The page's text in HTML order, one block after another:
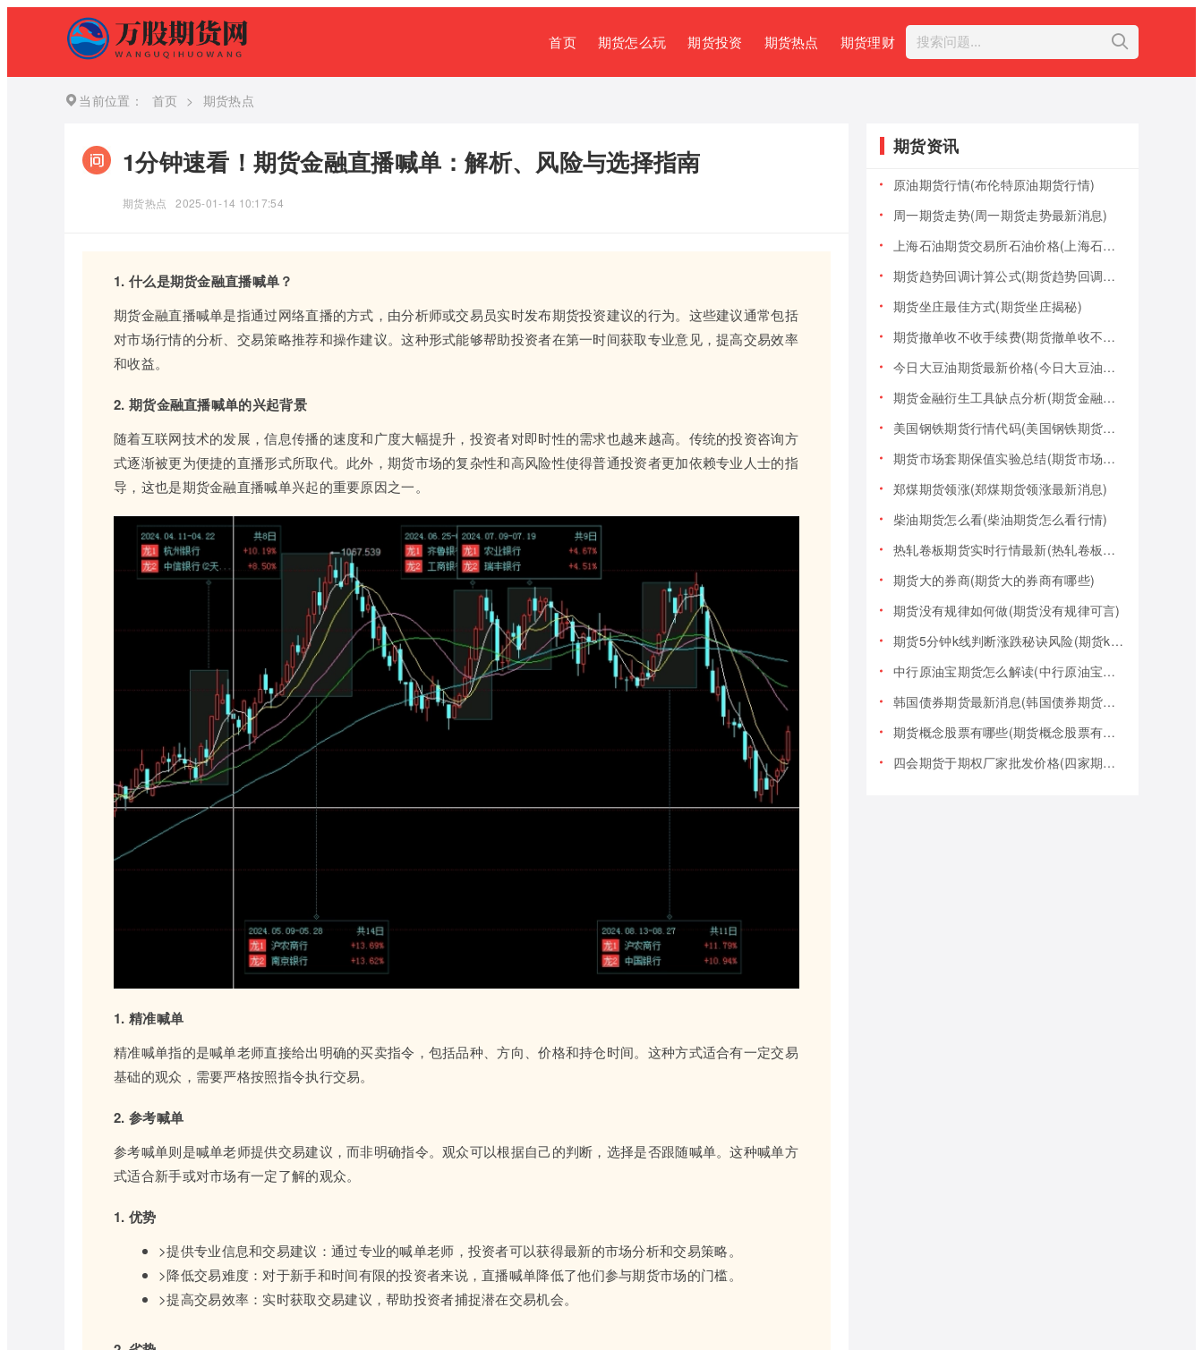
首页 期货怎么玩 期货投资 期货热点 期货理财
当前位置： 首页 > 期货热点
1分钟速看！期货金融直播喊单：解析、风险与选择指南
期货热点 2025-01-14 10:17:54
1. 什么是期货金融直播喊单？
期货金融直播喊单是指通过网络直播的方式，由分析师或交易员实时发布期货投资建议的行为。这些建议通常包括
对市场行情的分析、交易策略推荐和操作建议。这种形式能够帮助投资者在第一时间获取专业意见，提高交易效率
和收益。
2. 期货金融直播喊单的兴起背景
随着互联网技术的发展，信息传播的速度和广度大幅提升，投资者对即时性的需求也越来越高。传统的投资咨询方
式逐渐被更为便捷的直播形式所取代。此外，期货市场的复杂性和高风险性使得普通投资者更加依赖专业人士的指
导，这也是期货金融直播喊单兴起的重要原因之一。
1. 精准喊单
精准喊单指的是喊单老师直接给出明确的买卖指令，包括品种、方向、价格和持仓时间。这种方式适合有一定交易
基础的观众，需要严格按照指令执行交易。
2. 参考喊单
参考喊单则是喊单老师提供交易建议，而非明确指令。观众可以根据自己的判断，选择是否跟随喊单。这种喊单方
式适合新手或对市场有一定了解的观众。
1. 优势
>提供专业信息和交易建议：通过专业的喊单老师，投资者可以获得最新的市场分析和交易策略。
>降低交易难度：对于新手和时间有限的投资者来说，直播喊单降低了他们参与期货市场的门槛。
>提高交易效率：实时获取交易建议，帮助投资者捕捉潜在交易机会。
期货资讯
原油期货行情(布伦特原油期货行情)
周一期货走势(周一期货走势最新消息)
上海石油期货交易所石油价格(上海石油期货交易所石油价格查询)
期货趋势回调计算公式(期货趋势回调计算公式是什么)
期货坐庄最佳方式(期货坐庄揭秘)
期货撤单收不收手续费(期货撤单收不收手续费用)
今日大豆油期货最新价格(今日大豆油期货最新价格行情)
期货金融衍生工具缺点分析(期货金融衍生工具缺点分析报告)
美国钢铁期货行情代码(美国钢铁期货行情大盘)
期货市场套期保值实验总结(期货市场套期保值实验总结报告)
郑煤期货领涨(郑煤期货领涨最新消息)
柴油期货怎么看(柴油期货怎么看行情)
热轧卷板期货实时行情最新(热轧卷板期货实时行情最新报价)
期货大的券商(期货大的券商有哪些)
期货没有规律如何做(期货没有规律可言)
期货5分钟k线判断涨跌秘诀风险(期货k线技巧)
中行原油宝期货怎么解读(中行原油宝期货事件)
韩国债券期货最新消息(韩国债券期货最新消息新闻)
期货概念股票有哪些(期货概念股票有哪些类型)
四会期货于期权厂家批发价格(四家期货交易)